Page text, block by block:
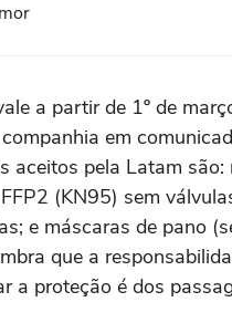
a partir de 1º de
em
aceitos pela Latam são:
(KN95) sem
e máscaras de pano
que a
a proteção é dos